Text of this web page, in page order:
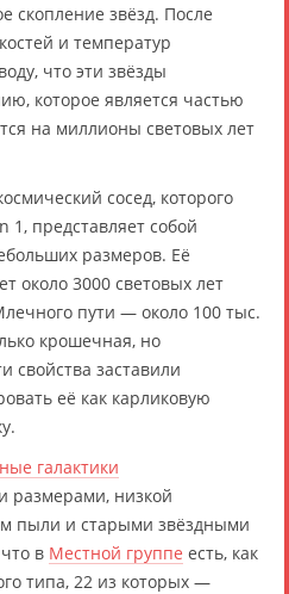
скопление звёзд. После
и температур
что эти звёзды
которое является частью
на миллионы световых лет
сосед, которого
представляет собой
размеров. Её
около 3000 световых лет
пути — около 100 тыс.
крошечная, но
свойства заставили
её как карликовую
галактики
размерами, низкой
пыли и старыми звёздными
в Местной группе есть, как
типа, 22 из которых —